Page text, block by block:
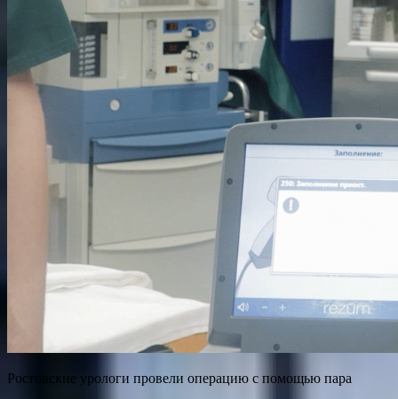
Ростовские урологи провели операцию с помощью пара